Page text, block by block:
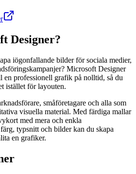
Designer?
iögonfallande bilder för sociala medier,
Microsoft Designer
en professionell grafik på nolltid, så du
istället för layouten.
småföretagare och alla som
visuella material. Med färdiga mallar
med mera och enkla
typsnitt och bilder kan du skapa
en grafiker.